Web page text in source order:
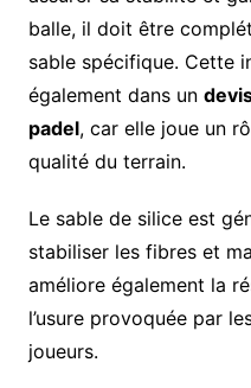
balle, il doit être
sable spécifique. Cette
également dans un
padel, car elle joue un
qualité du terrain.
Le sable de silice est
stabiliser les fibres et
améliore également la
l’usure provoquée par
joueurs.